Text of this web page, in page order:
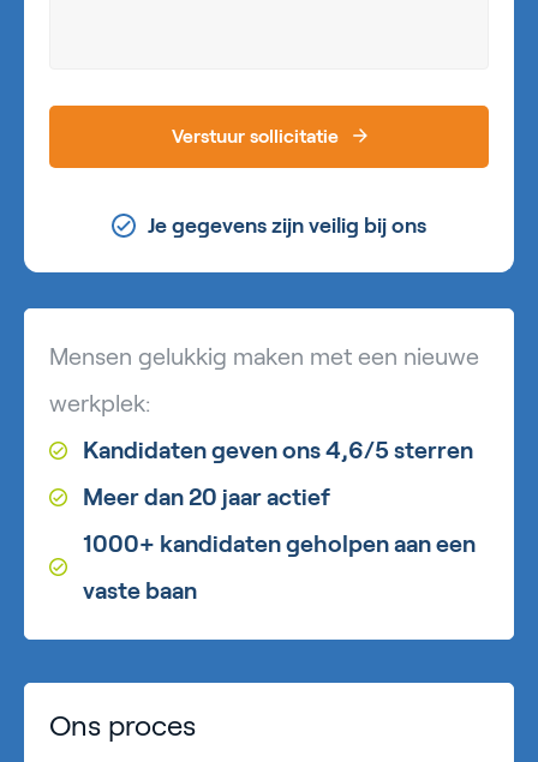
Verstuur sollicitatie
Je gegevens zijn veilig bij ons
Mensen gelukkig maken met een nieuwe
werkplek:
Kandidaten geven ons 4,6/5 sterren
Meer dan 20 jaar actief
1000+ kandidaten geholpen aan een
vaste baan
Ons proces